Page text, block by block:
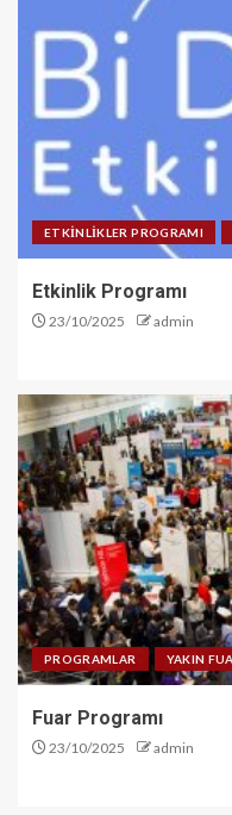
ETKİNLİKLER PROGRAMI
Etkinlik Programı
23/10/2025 admin
PROGRAMLAR YAKIN
Fuar Programı
23/10/2025 admin